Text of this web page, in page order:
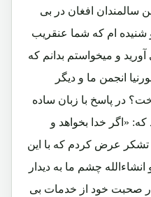
سالمندان افغان در بی
و شنیده ام که شما عنقریب
و میخواستم بدانم که
انجمن ما و دیگر
در پاسخ با زبان ساده
«اگر خدا بخواهد و
عرض کردم که با این
چشم ما به دیدار
صحبت خود از خدمات بی